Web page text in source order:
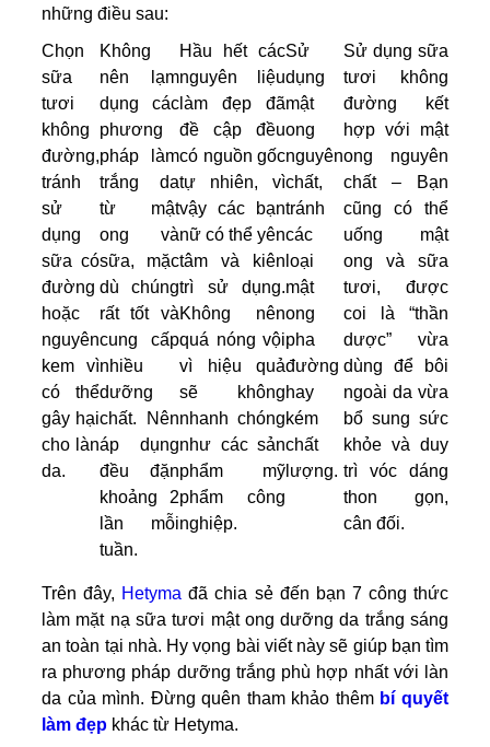
những điều sau:
Chọn
sữa
tươi
không
đường,
tránh
sử
dụng
sữa có
đường
hoặc
nguyên
kem vì
có thể
gây hại
cho làn
da.
Không
nên lạm
dụng các
phương
pháp làm
trắng da
từ mật
ong và
sữa, mặc
dù chúng
rất tốt và
cung cấp
nhiều
dưỡng
chất. Nên
áp dụng
đều đặn
khoảng 2
lần mỗi
tuần.
Hầu hết các
nguyên liệu
làm đẹp đã
đề cập đều
có nguồn gốc
tự nhiên, vì
vậy các bạn
nữ có thể yên
tâm và kiên
trì sử dụng.
Không nên
quá nóng vội
vì hiệu quả
sẽ không
nhanh chóng
như các sản
phẩm mỹ
phẩm công
nghiệp.
Sử
dụng
mật
ong
nguyên
chất,
tránh
các
loại
mật
ong
pha
đường
hay
kém
chất
lượng.
Sử dụng sữa
tươi không
đường kết
hợp với mật
ong nguyên
chất – Bạn
cũng có thể
uống mật
ong và sữa
tươi, được
coi là “thần
dược” vừa
dùng để bôi
ngoài da vừa
bổ sung sức
khỏe và duy
trì vóc dáng
thon gọn,
cân đối.
Trên đây, Hetyma đã chia sẻ đến bạn 7 công thức
làm mặt nạ sữa tươi mật ong dưỡng da trắng sáng
an toàn tại nhà. Hy vọng bài viết này sẽ giúp bạn tìm
ra phương pháp dưỡng trắng phù hợp nhất với làn
da của mình. Đừng quên tham khảo thêm bí quyết
làm đẹp khác từ Hetyma.